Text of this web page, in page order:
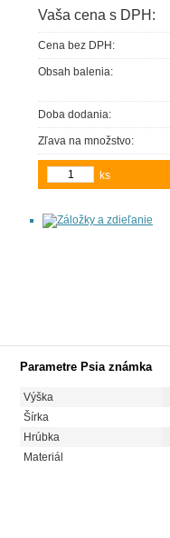
Vaša cena s DPH:
Cena bez DPH:
Obsah balenia:
Doba dodania:
Zľava na množstvo:
ks
Parametre Psia známka
Výška
Šírka
Hrúbka
Materiál